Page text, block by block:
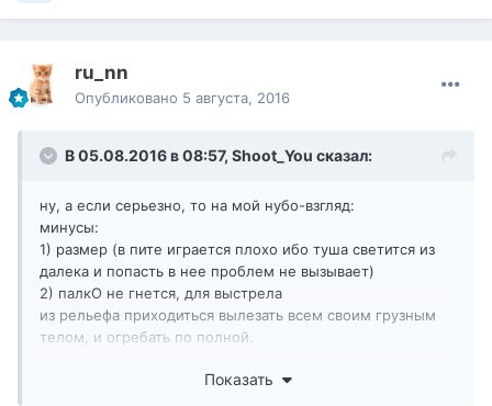
ru_nn
Опубликовано 5 августа, 2016
В 05.08.2016 в 08:57, Shoot_You сказал:
ну, а если серьезно, то на мой нубо-взгляд:
минусы:
1) размер (в пите играется плохо ибо туша светится из
далека и попасть в нее проблем не вызывает)
2) палкО не гнется, для выстрела
из рельефа приходиться вылезать всем своим грузным
телом, и огребать по полной.
4) кумули и все, что из этого вытекает
Показать